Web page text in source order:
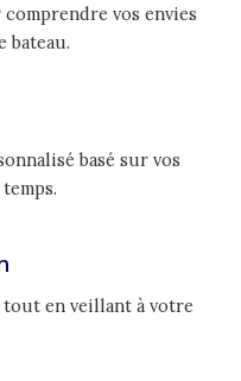
vos envies
bateau.
basé sur vos
en veillant à votre